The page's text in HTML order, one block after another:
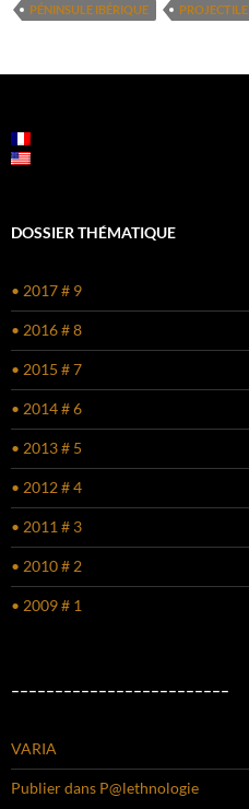
PÉNINSULE IBÉRIQUE
PROJECTILE
DOSSIER THÉMATIQUE
• 2017 # 9
• 2016 # 8
• 2015 # 7
• 2014 # 6
• 2013 # 5
• 2012 # 4
• 2011 # 3
• 2010 # 2
• 2009 # 1
–––––––––––––––––––––––––
VARIA
Publier dans P@lethnologie